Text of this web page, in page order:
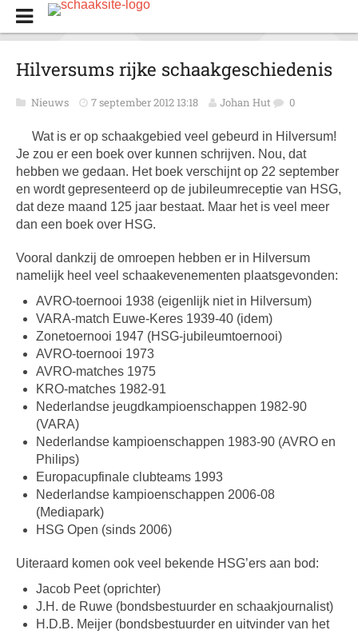
Hilversums rijke schaakgeschiedenis
Nieuws 7 september 2012 13:18 Johan Hut 0
Wat is er op schaakgebied veel gebeurd in Hilversum!
Je zou er een boek over kunnen schrijven. Nou, dat
hebben we gedaan. Het boek verschijnt op 22 september
en wordt gepresenteerd op de jubileumreceptie van HSG,
dat deze maand 125 jaar bestaat. Maar het is veel meer
dan een boek over HSG.
Vooral dankzij de omroepen hebben er in Hilversum
namelijk heel veel schaakevenementen plaatsgevonden:
AVRO-toernooi 1938 (eigenlijk niet in Hilversum)
VARA-match Euwe-Keres 1939-40 (idem)
Zonetoernooi 1947 (HSG-jubileumtoernooi)
AVRO-toernooi 1973
AVRO-matches 1975
KRO-matches 1982-91
Nederlandse jeugdkampioenschappen 1982-90
(VARA)
Nederlandse kampioenschappen 1983-90 (AVRO en
Philips)
Europacupfinale clubteams 1993
Nederlandse kampioenschappen 2006-08
(Mediapark)
HSG Open (sinds 2006)
Uiteraard komen ook veel bekende HSG’ers aan bod:
Jacob Peet (oprichter)
J.H. de Ruwe (bondsbestuurder en schaakjournalist)
H.D.B. Meijer (bondsbestuurder en uitvinder van het